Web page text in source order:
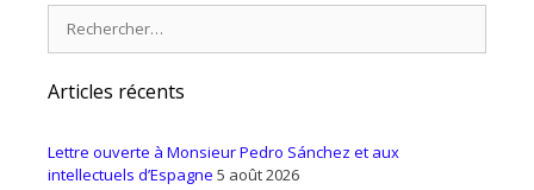
Articles récents
Lettre ouverte à Monsieur Pedro Sánchez et aux
intellectuels d’Espagne 5 août 2026